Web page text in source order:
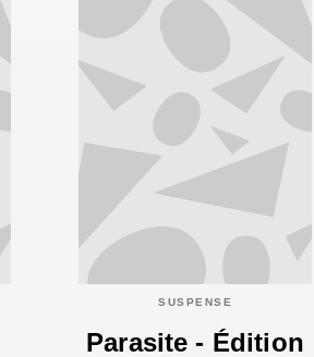
SUSPENSE
Parasite - Édition